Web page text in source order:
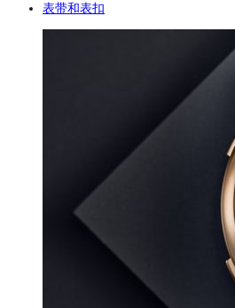
表带和表扣